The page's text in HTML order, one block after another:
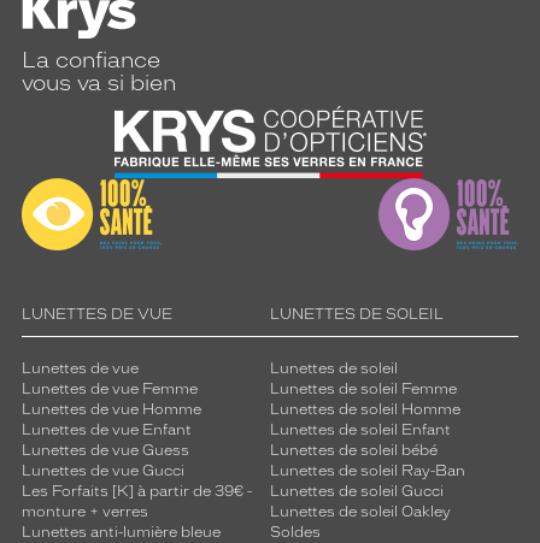
La confiance
vous va si bien
LUNETTES DE VUE
Lunettes de vue
Lunettes de vue Femme
Lunettes de vue Homme
Lunettes de vue Enfant
Lunettes de vue Guess
Lunettes de vue Gucci
Les Forfaits [K] à partir de 39€ -
monture + verres
Lunettes anti-lumière bleue
LUNETTES DE SOLEIL
Lunettes de soleil
Lunettes de soleil Femme
Lunettes de soleil Homme
Lunettes de soleil Enfant
Lunettes de soleil bébé
Lunettes de soleil Ray-Ban
Lunettes de soleil Gucci
Lunettes de soleil Oakley
Soldes